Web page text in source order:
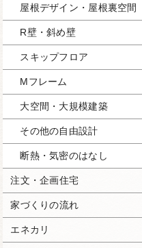
屋根デザイン・屋根裏空間
R壁・斜め壁
スキップフロア
Mフレーム
大空間・大規模建築
その他の自由設計
断熱・気密のはなし
注文・企画住宅
家づくりの流れ
エネカリ